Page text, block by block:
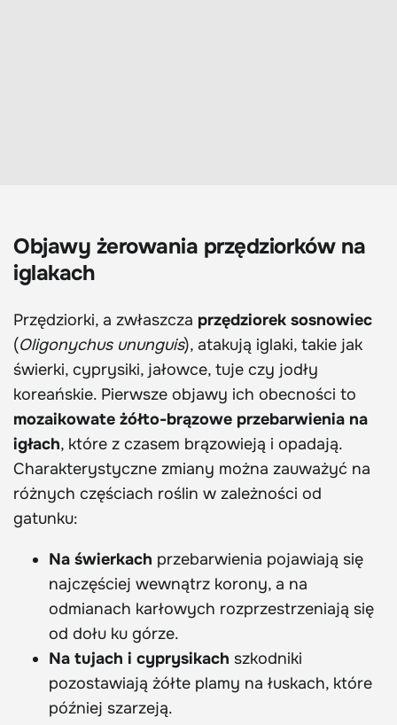
Objawy żerowania przędziorków na
iglakach
Przędziorki, a zwłaszcza przędziorek sosnowiec
(Oligonychus ununguis), atakują iglaki, takie jak
świerki, cyprysiki, jałowce, tuje czy jodły
koreańskie. Pierwsze objawy ich obecności to
mozaikowate żółto-brązowe przebarwienia na
igłach, które z czasem brązowieją i opadają.
Charakterystyczne zmiany można zauważyć na
różnych częściach roślin w zależności od
gatunku:
Na świerkach przebarwienia pojawiają się
najczęściej wewnątrz korony, a na
odmianach karłowych rozprzestrzeniają się
od dołu ku górze.
Na tujach i cyprysikach szkodniki
pozostawiają żółte plamy na łuskach, które
później szarzeją.